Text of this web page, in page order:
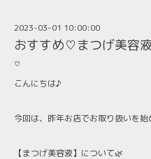
2023-03-01 10:00:00
おすすめ♡まつげ美容
♡
こんにちは♪
今回は、昨年お店でお取り扱いを始
【まつげ美容液】について🌿